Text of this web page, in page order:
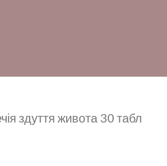
здуття живота 30 табл